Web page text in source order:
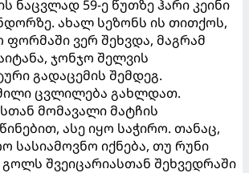
ნაცვლად 59-ე წუთზე ჰარი კეინი
ახალ სეზონს ის თითქოს,
ფორმაში ვერ შეხვდა, მაგრამ
ჯონჯო შელვის
გადაცემის შემდეგ.
ცვლილება გახლდათ.
მომავალი მატჩის
ასე იყო საჭირო. თანაც,
სასიამოვნო იქნება, თუ რუნი
გოლს შვეიცარიასთან შეხვედრაში